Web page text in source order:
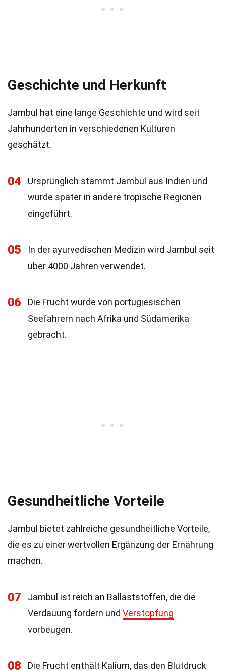
Geschichte und Herkunft
Jambul hat eine lange Geschichte und wird seit
Jahrhunderten in verschiedenen Kulturen
geschätzt.
04
Ursprünglich stammt Jambul aus Indien und
wurde später in andere tropische Regionen
eingeführt.
05
In der ayurvedischen Medizin wird Jambul seit
über 4000 Jahren verwendet.
06
Die Frucht wurde von portugiesischen
Seefahrern nach Afrika und Südamerika
gebracht.
Gesundheitliche Vorteile
Jambul bietet zahlreiche gesundheitliche Vorteile,
die es zu einer wertvollen Ergänzung der Ernährung
machen.
07
Jambul ist reich an Ballaststoffen, die die
Verdauung fördern und Verstopfung
vorbeugen.
08 Die Frucht enthält Kalium, das den Blutdruck